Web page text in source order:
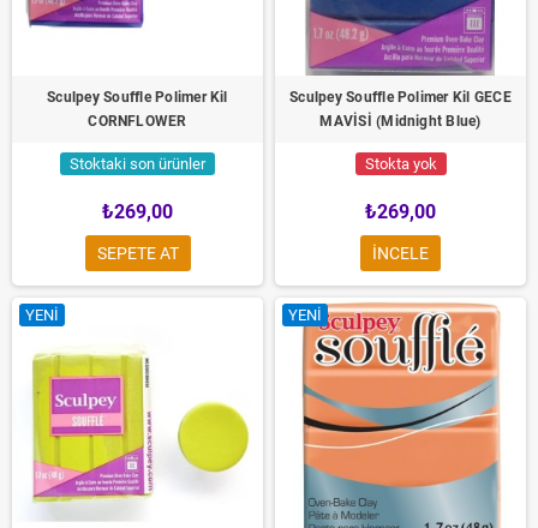
Sculpey Souffle Polimer Kil
CORNFLOWER
Stoktaki son ürünler
₺269,00
SEPETE AT
Sculpey Souffle Polimer Kil GECE
MAVİSİ (Midnight Blue)
Stokta yok
₺269,00
INCELE
YENI YENI